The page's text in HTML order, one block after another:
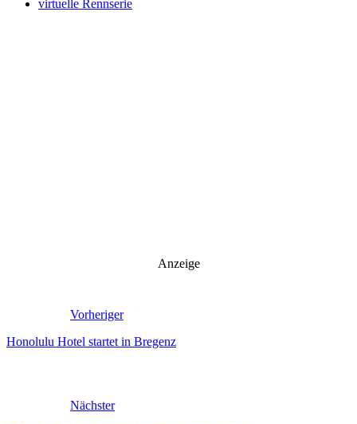
virtuelle Rennserie
Anzeige
Vorheriger
Honolulu Hotel startet in Bregenz
Nächster